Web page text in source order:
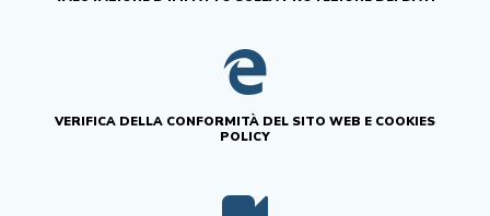
VERIFICA DELLA CONFORMITÀ DEL SITO WEB E COOKIES
POLICY